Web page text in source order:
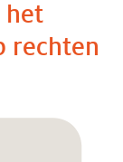
het
rechten